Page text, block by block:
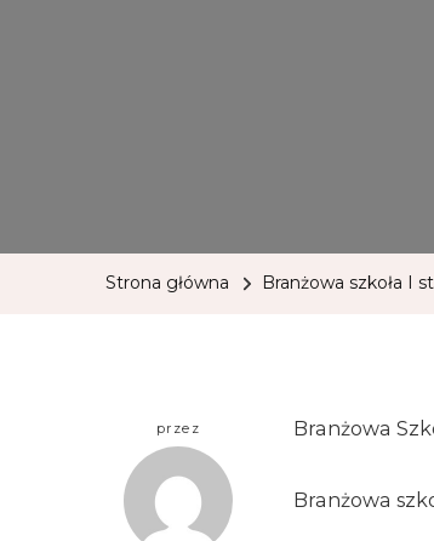
Strona główna Branżowa szkoła I
przez Branżowa
Branżowa